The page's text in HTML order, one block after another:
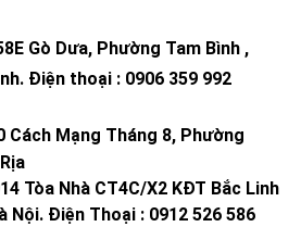
Gò Dưa, Phường Tam Bình ,
. Điện thoại : 0906 359 992
Cách Mạng Tháng 8, Phường
Tòa Nhà CT4C/X2 KĐT Bắc Linh
Nội. Điện Thoại : 0912 526 586